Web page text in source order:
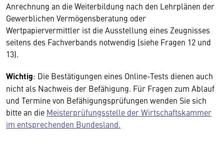
Anrechnung an die Weiterbildung nach den Lehrplänen der
Gewerblichen Vermögensberatung oder
Wertpapiervermittler ist die Ausstellung eines Zeugnisses
seitens des Fachverbands notwendig (siehe Fragen 12 und
13).
Wichtig: Die Bestätigungen eines Online-Tests dienen auch
nicht als Nachweis der Befähigung. Für Fragen zum Ablauf
und Termine von Befähigungsprüfungen wenden Sie sich
bitte an die Meisterprüfungsstelle der Wirtschaftskammer
im entsprechenden Bundesland.